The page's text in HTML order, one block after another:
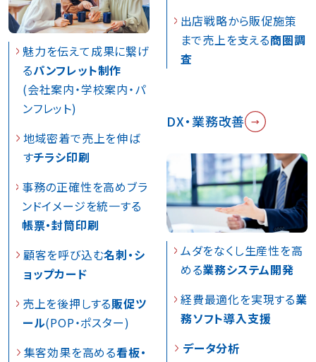
魅力を伝えて成果に繋げ
るパンフレット制作
(会社案内・学校案内・パ
ンフレット)
地域密着で売上を伸ば
すチラシ印刷
事務の正確性を高めブラ
ンドイメージを統一する
帳票・封筒印刷
顧客を呼び込む名刺・シ
ョップカード
売上を後押しする販促ツ
ール(POP・ポスター)
集客効果を高める看板・
出店戦略から販促施策
まで売上を支える商圏調
査
DX・業務改善
ムダをなくし生産性を高
める業務システム開発
経費最適化を実現する業
務ソフト導入支援
データ分析